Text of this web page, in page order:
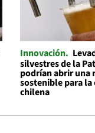
Innovación
silvestres de la
podrían abrir una
sostenible para la
chilena